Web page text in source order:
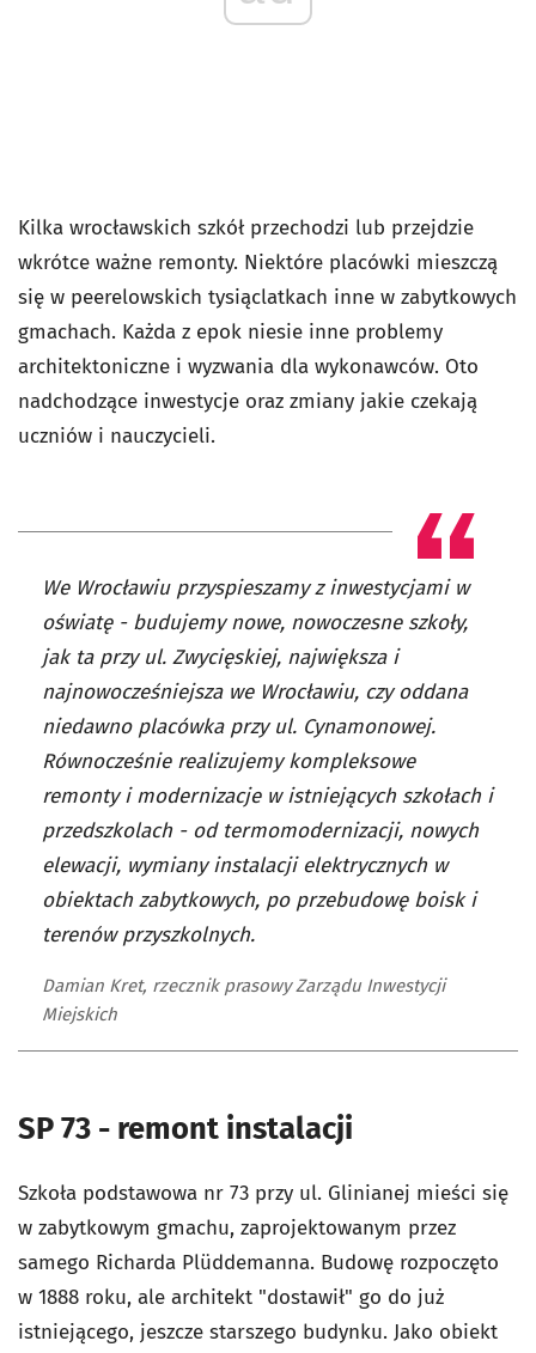
Kilka wrocławskich szkół przechodzi lub przejdzie
wkrótce ważne remonty. Niektóre placówki mieszczą
się w peerelowskich tysiąclatkach inne w zabytkowych
gmachach. Każda z epok niesie inne problemy
architektoniczne i wyzwania dla wykonawców. Oto
nadchodzące inwestycje oraz zmiany jakie czekają
uczniów i nauczycieli.
We Wrocławiu przyspieszamy z inwestycjami w
oświatę - budujemy nowe, nowoczesne szkoły,
jak ta przy ul. Zwycięskiej, największa i
najnowocześniejsza we Wrocławiu, czy oddana
niedawno placówka przy ul. Cynamonowej.
Równocześnie realizujemy kompleksowe
remonty i modernizacje w istniejących szkołach i
przedszkolach - od termomodernizacji, nowych
elewacji, wymiany instalacji elektrycznych w
obiektach zabytkowych, po przebudowę boisk i
terenów przyszkolnych.
Damian Kret, rzecznik prasowy Zarządu Inwestycji
Miejskich
SP 73 - remont instalacji
Szkoła podstawowa nr 73 przy ul. Glinianej mieści się
w zabytkowym gmachu, zaprojektowanym przez
samego Richarda Plüddemanna. Budowę rozpoczęto
w 1888 roku, ale architekt "dostawił" go do już
istniejącego, jeszcze starszego budynku. Jako obiekt